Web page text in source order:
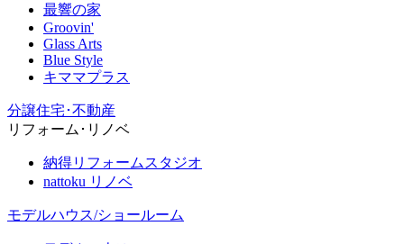
最響の家
Groovin'
Glass Arts
Blue Style
キママプラス
分譲住宅･不動産
リフォーム･リノベ
納得リフォームスタジオ
nattoku リノベ
モデルハウス/ショールーム